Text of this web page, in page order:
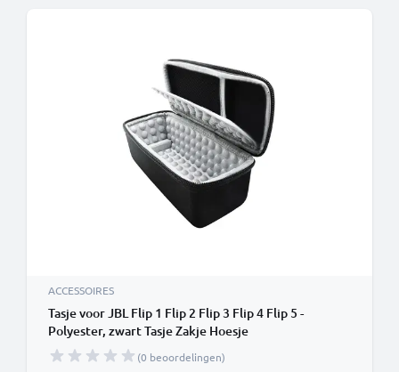
ACCESSOIRES
Tasje voor JBL Flip 1 Flip 2 Flip 3 Flip 4 Flip 5 -
Polyester, zwart Tasje Zakje Hoesje
(0 beoordelingen)